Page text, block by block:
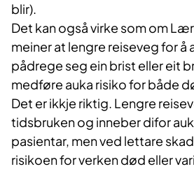
blir).
Det kan også virke som om
meiner at lengre reiseveg for å
pådrege seg ein brist eller eit
medføre auka risiko for både
Det er ikkje riktig. Lengre
tidsbruken og inneber difor
pasientar, men ved lettare
risikoen for verken død eller